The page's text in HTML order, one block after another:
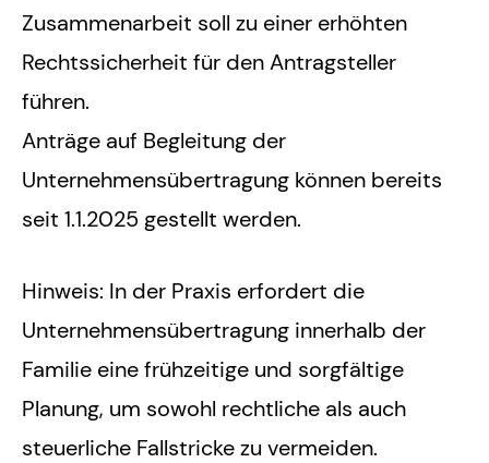
Zusammenarbeit soll zu einer erhöhten
Rechtssicherheit für den Antragsteller
führen.
Anträge auf Begleitung der
Unternehmensübertragung können bereits
seit 1.1.2025 gestellt werden.
Hinweis: In der Praxis erfordert die
Unternehmensübertragung innerhalb der
Familie eine frühzeitige und sorgfältige
Planung, um sowohl rechtliche als auch
steuerliche Fallstricke zu vermeiden.